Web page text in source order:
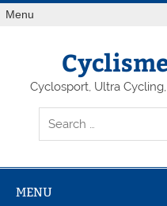
Menu
Cyclosport, Ultra
MENU